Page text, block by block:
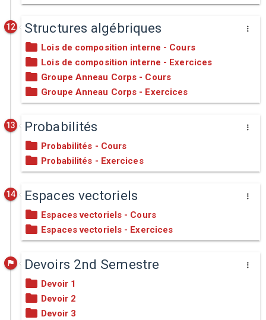
12 Structures algébriques
Lois de composition interne - Cours
Lois de composition interne - Exercices
Groupe Anneau Corps - Cours
Groupe Anneau Corps - Exercices
13 Probabilités
Probabilités - Cours
Probabilités - Exercices
14 Espaces vectoriels
Espaces vectoriels - Cours
Espaces vectoriels - Exercices
Devoirs 2nd Semestre
Devoir 1
Devoir 2
Devoir 3